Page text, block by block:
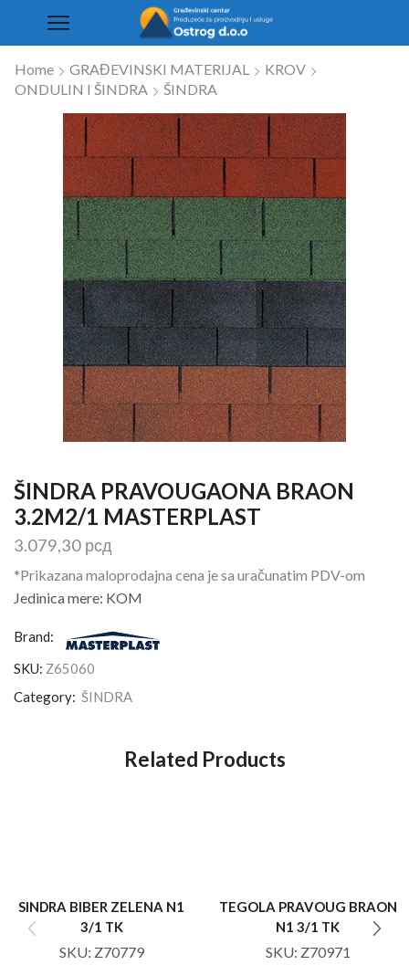
Home GRAĐEVINSKI MATERIJAL
KROV
ONDULIN I ŠINDRA
ŠINDRA
ŠINDRA PRAVOUGAONA BRAON
3.2M2/1 MASTERPLAST
3.079,30 рсд
*Prikazana maloprodajna cena je sa uračunatim PDV-om
Jedinica mere: KOM
Brand:
SKU: Z65060
Category: ŠINDRA
Related Products
SINDRA BIBER ZELENA N1
3/1 TK
SKU: Z70779
TEGOLA PRAVOUG BRAON
N1 3/1 TK
SKU: Z70971